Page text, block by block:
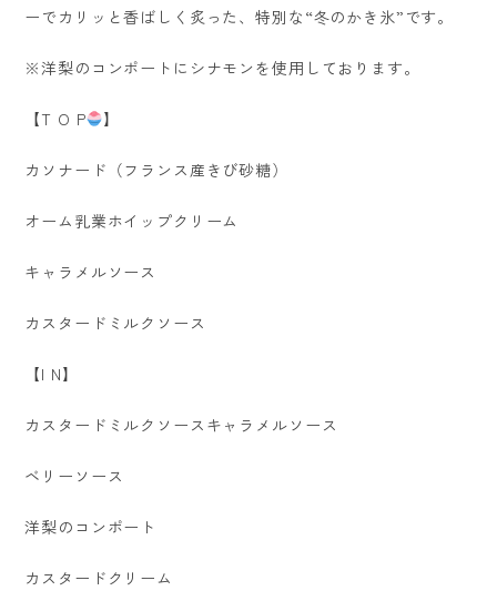
ーでカリッと香ばしく炙った、特別な“冬のかき氷”です。
※洋梨のコンポートにシナモンを使用しております。
【T O P 】
カソナード（フランス産きび砂糖）
オーム乳業ホイップクリーム
キャラメルソース
カスタードミルクソース
【I N】
カスタードミルクソースキャラメルソース
ベリーソース
洋梨のコンポート
カスタードクリーム